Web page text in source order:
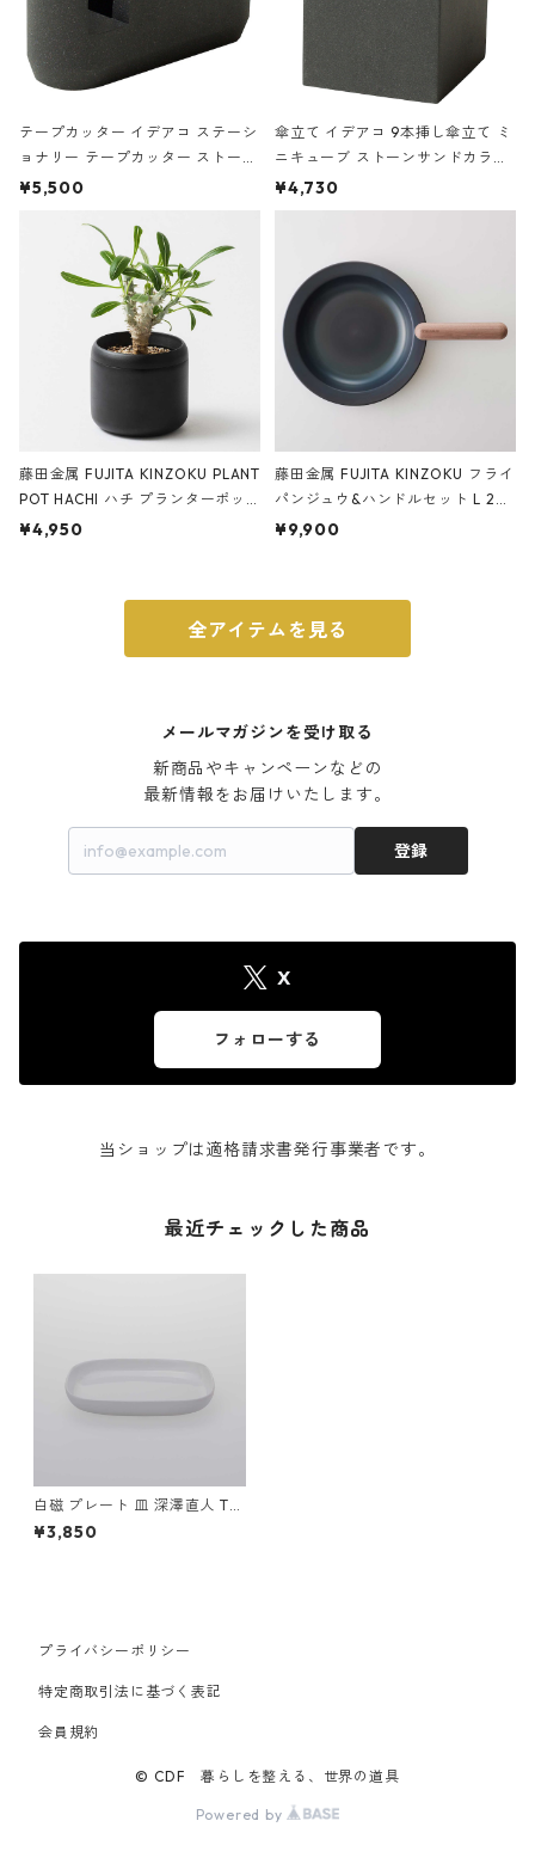
テープカッター イデアコ ステーシ
ョナリー テープカッター ストーン
サンドカラー 石調 ideaco Station
¥5,500
傘立て イデアコ 9本挿し傘立て ミ
ニキューブ ストーンサンドカラー
石調 ideaco Umbrella Stand CUB
E ストーンサンドブラック
¥4,730
藤田金属 FUJITA KINZOKU PLANT
POT HACHI ハチ プランターポッ
ト 3号 ブラック
¥4,950
藤田金属 FUJITA KINZOKU フライ
パンジュウ&ハンドルセット L 24c
m ガス火・IH対応 鉄フライパン
¥9,900
全アイテムを見る
メールマガジンを受け取る
新商品やキャンペーンなどの
最新情報をお届けいたします。
登録
X
フォローする
当ショップは適格請求書発行事業者です。
最近チェックした商品
白磁 プレート 皿 深澤直人 TG
Square Porcelain Dish 150m
m ティージー 磁器 スクエアデ
¥3,850
プライバシーポリシー
特定商取引法に基づく表記
会員規約
© CDF 暮らしを整える、世界の道具
Powered by